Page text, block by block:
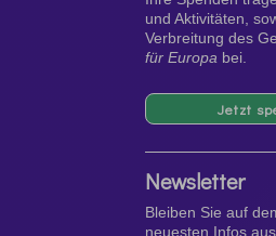
und Aktivitäten,
Verbreitung des
für Europa bei.
Jetzt
Newsletter
Bleiben Sie auf
neuesten Infos